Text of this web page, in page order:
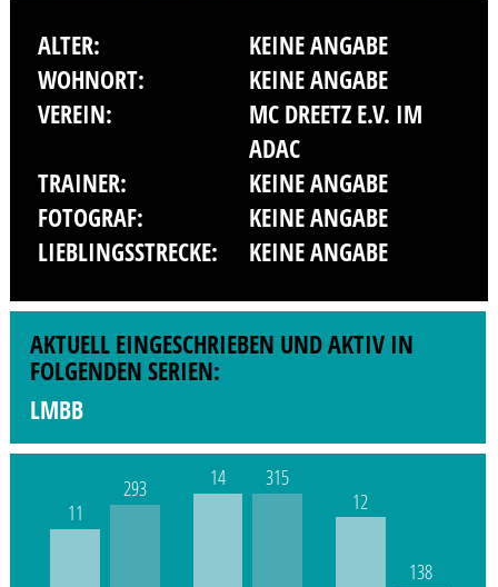
ALTER:
KEINE ANGABE
WOHNORT:
KEINE ANGABE
VEREIN:
MC DREETZ E.V. IM
ADAC
TRAINER:
KEINE ANGABE
FOTOGRAF:
KEINE ANGABE
LIEBLINGSSTRECKE:
KEINE ANGABE
AKTUELL EINGESCHRIEBEN UND AKTIV IN
FOLGENDEN SERIEN:
LMBB
11
293 14 315
12
138